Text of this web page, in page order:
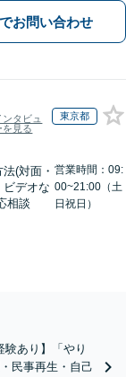
お問い合わせ
ンタビュ
を見る
東京都
(対面・
ビデオな
相談
営業時間：09:
00~21:00（土
日祝日）
験あり】「やり
民事再生・自己